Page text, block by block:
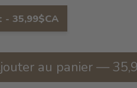
35,99$CA
Ajouter